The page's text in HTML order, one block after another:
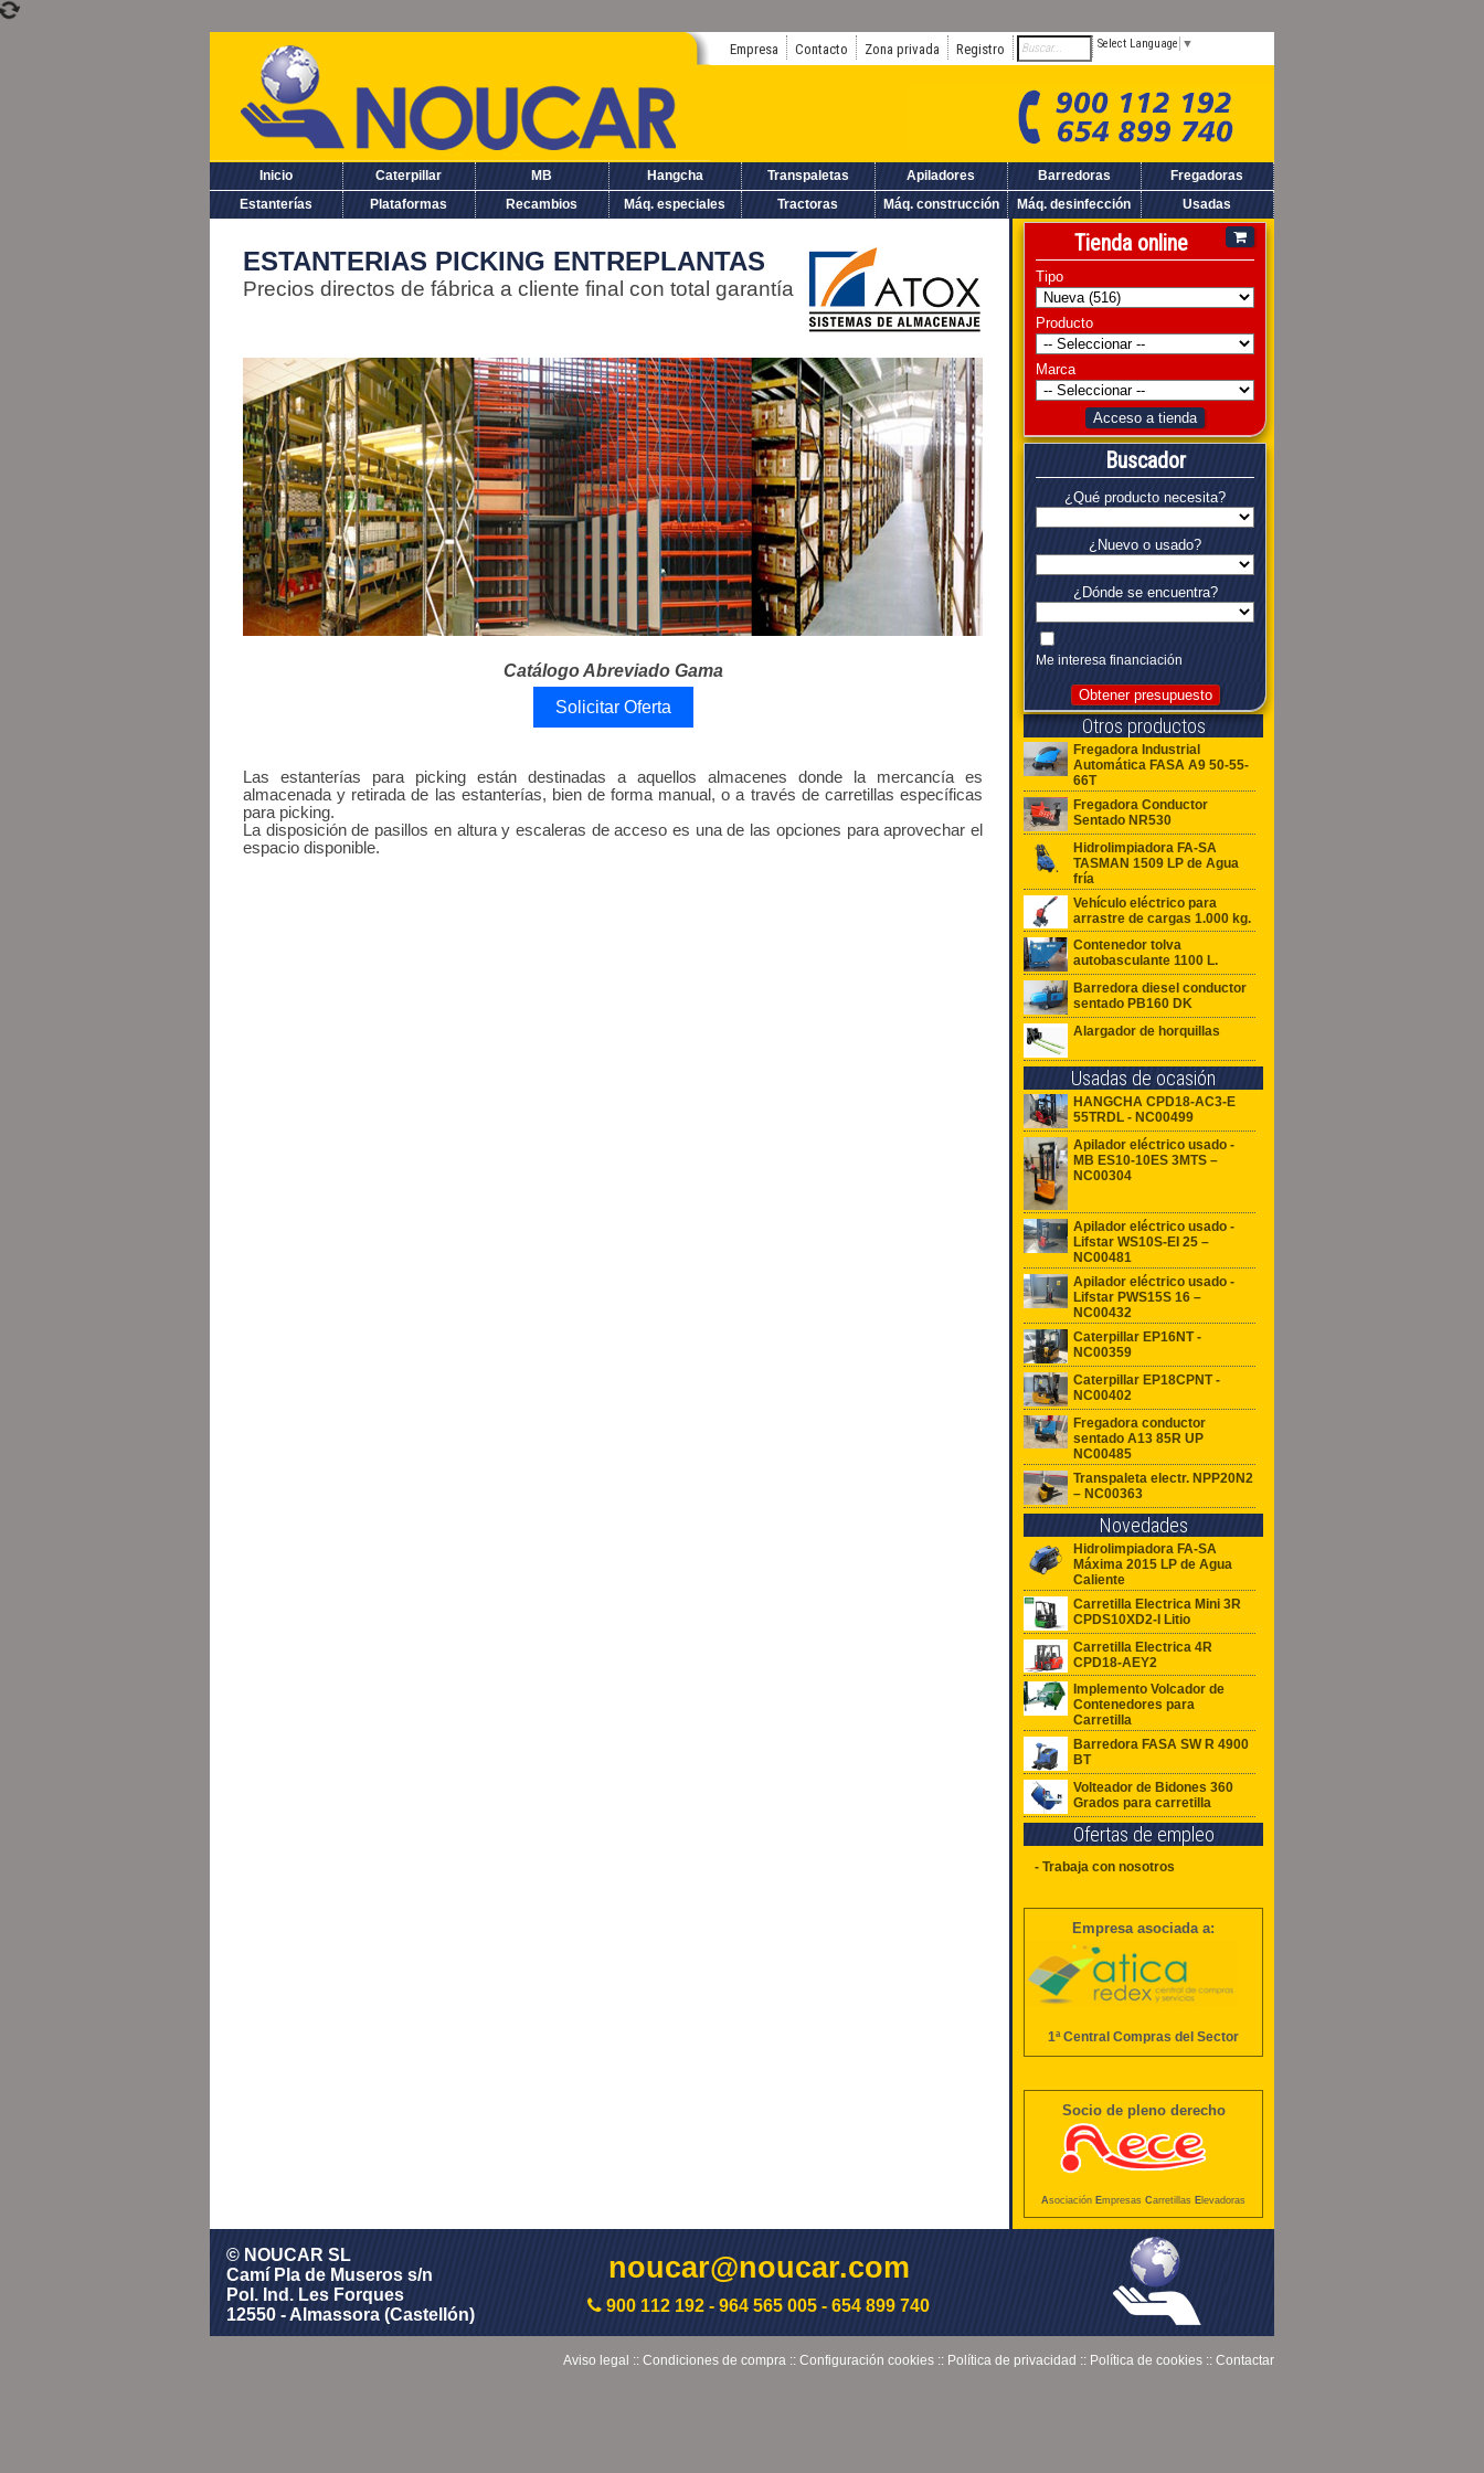
Empresa Contacto Zona privada Registro Select Language ▼
Inicio Caterpillar MB Hangcha Transpaletas Apiladores Barredoras
Fregadoras
Estanterías
Plataformas Recambios Máq. especiales Tractoras Máq. construcción Máq. desinfección Usadas
ESTANTERIAS PICKING ENTREPLANTAS
Precios directos de fábrica a cliente final con total garantía
Catálogo Abreviado Gama
Solicitar Oferta
Las estanterías para picking están destinadas a aquellos almacenes donde la mercancía es
almacenada y retirada de las estanterías, bien de forma manual, o a través de carretillas específicas
para picking.
La disposición de pasillos en altura y escaleras de acceso es una de las opciones para aprovechar el
espacio disponible.
Tienda online
Tipo
Producto
Marca
Acceso a tienda
Buscador
¿Qué producto necesita?
¿Nuevo o usado?
¿Dónde se encuentra?
Me interesa financiación
Obtener presupuesto
Otros productos
Fregadora Industrial
Automática FASA A9 50-55-
66T
Fregadora Conductor
Sentado NR530
Hidrolimpiadora FA-SA
TASMAN 1509 LP de Agua
fría
Vehículo eléctrico para
arrastre de cargas 1.000 kg.
Contenedor tolva
autobasculante 1100 L.
Barredora diesel conductor
sentado PB160 DK
Alargador de horquillas
Usadas de ocasión
HANGCHA CPD18-AC3-E
55TRDL - NC00499
Apilador eléctrico usado -
MB ES10-10ES 3MTS –
NC00304
Apilador eléctrico usado -
Lifstar WS10S-EI 25 –
NC00481
Apilador eléctrico usado -
Lifstar PWS15S 16 –
NC00432
Caterpillar EP16NT -
NC00359
Caterpillar EP18CPNT -
NC00402
Fregadora conductor
sentado A13 85R UP
NC00485
Transpaleta electr. NPP20N2
– NC00363
Novedades
Hidrolimpiadora FA-SA
Máxima 2015 LP de Agua
Caliente
Carretilla Electrica Mini 3R
CPDS10XD2-I Litio
Carretilla Electrica 4R
CPD18-AEY2
Implemento Volcador de
Contenedores para
Carretilla
Barredora FASA SW R 4900
BT
Volteador de Bidones 360
Grados para carretilla
Ofertas de empleo
- Trabaja con nosotros
Empresa asociada a:
1ª Central Compras del Sector
Socio de pleno derecho
Asociación Empresas Carretillas E levadoras
© NOUCAR SL
Camí Pla de Museros s/n
Pol. Ind. Les Forques
12550 - Almassora (Castellón)
noucar@noucar.com
900 112 192 - 964 565 005 - 654 899 740
Aviso legal :: Condiciones de compra :: Configuración cookies :: Política de privacidad :: Política de cookies :: Contactar